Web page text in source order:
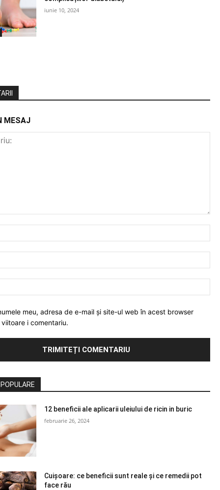
iunie 10, 2024
MESAJ
meu, adresa de e-mail și site-ul web în acest browser
i comentariu.
12 beneficii ale aplicarii uleiului de ricin in buric
februarie 26, 2024
Cuișoare: ce beneficii sunt reale și ce remedii pot
face rău